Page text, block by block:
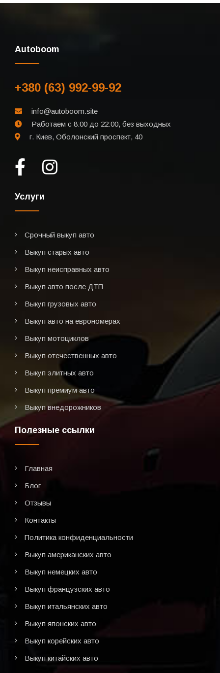
Autoboom
+380 (63) 992-99-92
info@autoboom.site
Работаем с 8:00 до 22:00, без выходных
г. Киев, Оболонский проспект, 40
Услуги
Срочный выкуп авто
Выкуп старых авто
Выкуп неисправных авто
Выкуп авто после ДТП
Выкуп грузовых авто
Выкуп авто на еврономерах
Выкуп мотоциклов
Выкуп отечественных авто
Выкуп элитных авто
Выкуп премиум авто
Выкуп внедорожников
Полезные ссылки
Главная
Блог
Отзывы
Контакты
Политика конфиденциальности
Выкуп американских авто
Выкуп немецких авто
Выкуп французских авто
Выкуп итальянских авто
Выкуп японских авто
Выкуп корейских авто
Выкуп китайских авто